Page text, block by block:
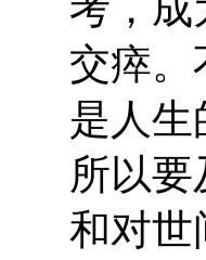
交瘁。
是人生
所以
和对世